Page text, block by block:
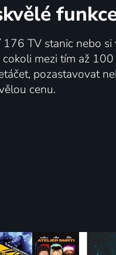
TV stanic nebo
mezi tím až
pozastavovat
cenu.